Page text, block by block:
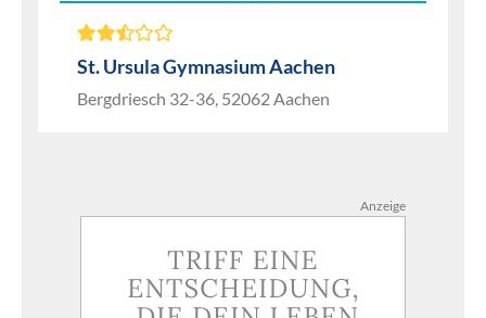
St. Ursula Gymnasium Aachen
Bergdriesch 32-36, 52062 Aachen
Anzeige